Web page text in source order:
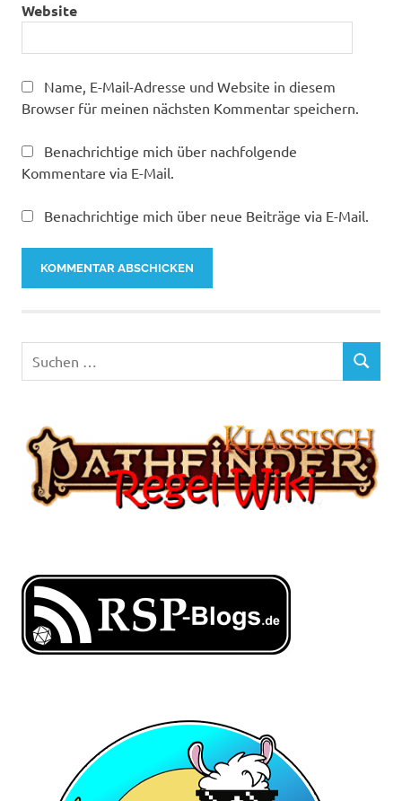
Website
Name, E-Mail-Adresse und Website in diesem
Browser für meinen nächsten Kommentar speichern.
Benachrichtige mich über nachfolgende
Kommentare via E-Mail.
Benachrichtige mich über neue Beiträge via E-Mail.
nach:
SUCHEN